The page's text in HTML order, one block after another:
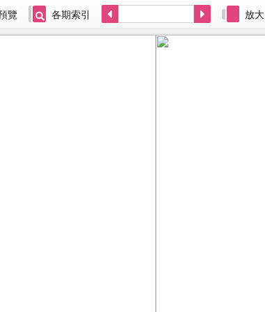
覽 各期索引 放大